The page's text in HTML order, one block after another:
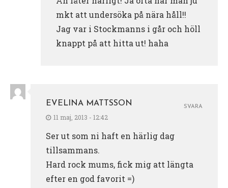
mkt att undersöka på nära håll!!
Jag var i Stockmanns i går och höll
knappt på att hitta ut! haha
EVELINA MATTSSON
11 maj, 2013 - 12:42
Ser ut som ni haft en härlig dag
tillsammans.
Hard rock mums, fick mig att längta
efter en god favorit =)
SVARA